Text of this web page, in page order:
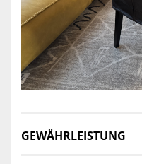
GEWÄHRLEISTUNG